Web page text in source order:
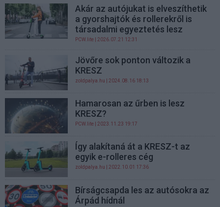
Akár az autójukat is elveszíthetik
a gyorshajtók és rollerekről is
társadalmi egyeztetés lesz
PCW.lite | 2026.07.21 12:31
Jövőre sok ponton változik a
KRESZ
zoldpalya.hu | 2024.08.16 18:13
Hamarosan az űrben is lesz
KRESZ?
PCW.lite | 2023.11.23 19:17
Így alakítaná át a KRESZ-t az
egyik e-rolleres cég
zoldpalya.hu | 2022.10.01 17:36
Bírságcsapda les az autósokra az
Árpád hídnál